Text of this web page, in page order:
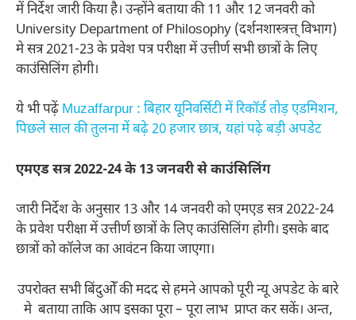
में निर्देश जारी किया है। उन्होंने बताया की 11 और 12 जनवरी को
University Department of Philosophy (दर्शनशास्त्रत्त् विभाग)
मे सत्र 2021-23 के प्रवेश पत्र परीक्षा में उत्तीर्ण सभी छात्रों के लिए
काउंसिलिंग होगी।
ये भी पढ़ें Muzaffarpur : बिहार यूनिवर्सिटी में रिकॉर्ड तोड़ एडमिशन,
पिछले साल की तुलना में बढ़े 20 हजार छात्र, यहां पढ़े बड़ी अपडेट
एमएड सत्र 2022-24 के 13 जनवरी से काउंसिलिंग
जारी निर्देश के अनुसार 13 और 14 जनवरी को एमएड सत्र 2022-24
के प्रवेश परीक्षा में उत्तीर्ण छात्रों के लिए काउंसिलिंग होगी। इसके बाद
छात्रों को कॉलेज का आवंटन किया जाएगा।
उपरोक्त सभी बिंदुओँ की मदद से हमने आपको पूरी न्यू अपडेट के बारे
मे बताया ताकि आप इसका पूरा – पूरा लाभ प्राप्त कर सकें। अन्त,